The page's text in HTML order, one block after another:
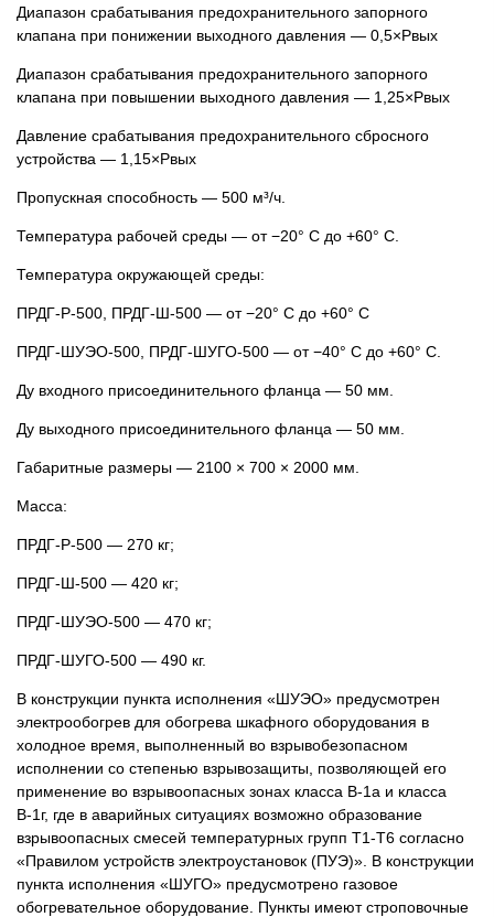
Диапазон срабатывания предохранительного запорного
клапана при понижении выходного давления — 0,5×Рвых
Диапазон срабатывания предохранительного запорного
клапана при повышении выходного давления — 1,25×Рвых
Давление срабатывания предохранительного сбросного
устройства — 1,15×Рвых
Пропускная способность — 500 м³/ч.
Температура рабочей среды — от −20° С до +60° С.
Температура окружающей среды:
ПРДГ-Р-500, ПРДГ-Ш-500 — от −20° С до +60° С
ПРДГ-ШУЭО-500, ПРДГ-ШУГО-500 — от −40° С до +60° С.
Ду входного присоединительного фланца — 50 мм.
Ду выходного присоединительного фланца — 50 мм.
Габаритные размеры — 2100 × 700 × 2000 мм.
Масса:
ПРДГ-Р-500 — 270 кг;
ПРДГ-Ш-500 — 420 кг;
ПРДГ-ШУЭО-500 — 470 кг;
ПРДГ-ШУГО-500 — 490 кг.
В конструкции пункта исполнения «ШУЭО» предусмотрен
электрообогрев для обогрева шкафного оборудования в
холодное время, выполненный во взрывобезопасном
исполнении со степенью взрывозащиты, позволяющей его
применение во взрывоопасных зонах класса В-1а и класса
В-1г, где в аварийных ситуациях возможно образование
взрывоопасных смесей температурных групп Т1-Т6 согласно
«Правилом устройств электроустановок (ПУЭ)». В конструкции
пункта исполнения «ШУГО» предусмотрено газовое
обогревательное оборудование. Пункты имеют строповочные